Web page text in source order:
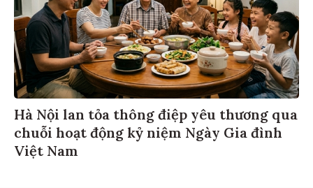
Hà Nội lan tỏa thông điệp yêu thương qua
chuỗi hoạt động kỷ niệm Ngày Gia đình
Việt Nam